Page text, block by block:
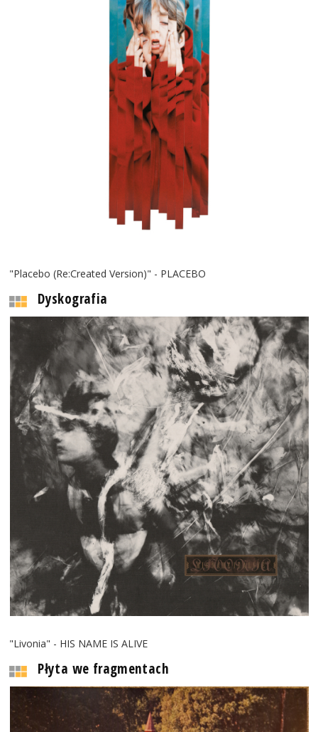
"Placebo (Re:Created Version)" - PLACEBO
Dyskografia
"Livonia" - HIS NAME IS ALIVE
Płyta we fragmentach